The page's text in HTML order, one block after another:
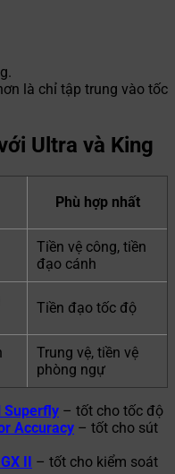
là chỉ tập trung vào tốc
Ultra và King
Phù hợp nhất
Tiền vệ công, tiền
đạo cánh
Tiền đạo tốc độ
Trung vệ, tiền vệ
phòng ngự
Superfly – tốt cho tốc độ
Accuracy – tốt cho sút
II – tốt cho kiểm soát